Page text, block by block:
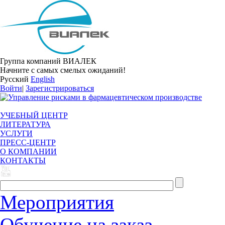
Группа компаний ВИАЛЕК
Начните с самых смелых ожиданий!
Русский English
Войти| Зарегистрироваться
УЧЕБНЫЙ ЦЕНТР
ЛИТЕРАТУРА
УСЛУГИ
ПРЕСС-ЦЕНТР
О КОМПАНИИ
КОНТАКТЫ
Мероприятия